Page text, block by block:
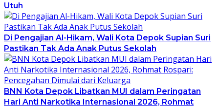
Utuh
Di Pengajian Al-Hikam, Wali Kota Depok Supian Suri
Pastikan Tak Ada Anak Putus Sekolah
BNN Kota Depok Libatkan MUI dalam Peringatan
Hari Anti Narkotika Internasional 2026, Rohmat